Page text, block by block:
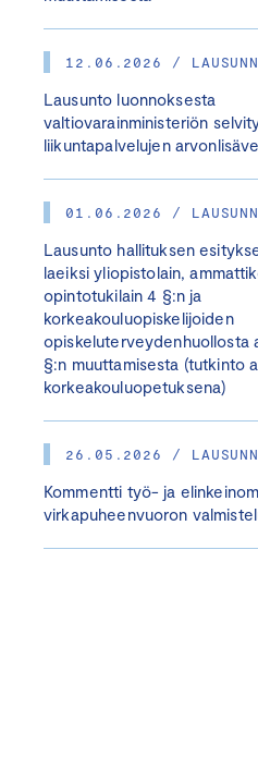
12.06.2026 /
Lausunto luonnoksesta
valtiovarainministeriön
liikuntapalvelujen
01.06.2026 /
Lausunto hallituksen
laeiksi yliopistolain,
opintotukilain 4 §:n ja
korkeakouluopiskelijoiden
opiskeluterveydenhuollosta
§:n muuttamisesta (tutkinto
korkeakouluopetuksena)
26.05.2026 /
Kommentti työ- ja
virkapuheenvuoron